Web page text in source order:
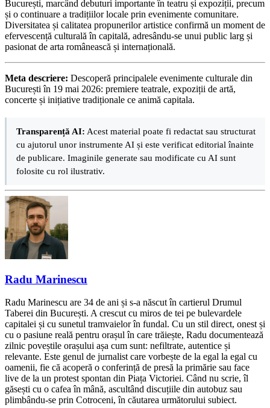
București, marcând debuturi importante în teatru și expoziții, precum
și o continuare a tradițiilor locale prin evenimente comunitare.
Diversitatea și calitatea propunerilor artistice confirmă un moment de
efervescență culturală în capitală, adresându-se unui public larg și
pasionat de arta românească și internațională.
Meta descriere: Descoperă principalele evenimente culturale din
București în 19 mai 2026: premiere teatrale, expoziții de artă,
concerte și inițiative tradiționale ce animă capitala.
Transparență AI: Acest material poate fi redactat sau structurat
cu ajutorul unor instrumente AI și este verificat editorial înainte
de publicare. Imaginile generate sau modificate cu AI sunt
folosite cu rol ilustrativ.
Radu Marinescu
Radu Marinescu are 34 de ani și s-a născut în cartierul Drumul
Taberei din București. A crescut cu miros de tei pe bulevardele
capitalei și cu sunetul tramvaielor în fundal. Cu un stil direct, onest și
cu o pasiune reală pentru orașul în care trăiește, Radu documentează
zilnic poveștile orașului așa cum sunt: nefiltrate, autentice și
relevante. Este genul de jurnalist care vorbește de la egal la egal cu
oamenii, fie că acoperă o conferință de presă la primărie sau face
live de la un protest spontan din Piața Victoriei. Când nu scrie, îl
găsești cu o cafea în mână, ascultând discuțiile din autobuz sau
plimbându-se prin Cotroceni, în căutarea următorului subiect.